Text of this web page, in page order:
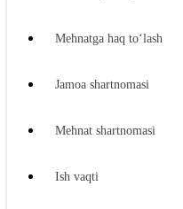
Mehnatga haq toʻlash
Jamoa shartnomasi
Mehnat shartnomasi
Ish vaqti